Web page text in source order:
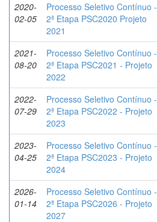
2020-
02-05
Processo Seletivo Contínuo -
2ª Etapa PSC2020 Projeto
2021
2021-
08-20
Processo Seletivo Contínuo -
2ª Etapa PSC2021 - Projeto
2022
2022-
07-29
Processo Seletivo Contínuo -
2ª Etapa PSC2022 - Projeto
2023
2023-
04-25
Processo Seletivo Contínuo -
2ª Etapa PSC2023 - Projeto
2024
2026-
01-14
Processo Seletivo Contínuo -
2ª Etapa PSC2026 - Projeto
2027